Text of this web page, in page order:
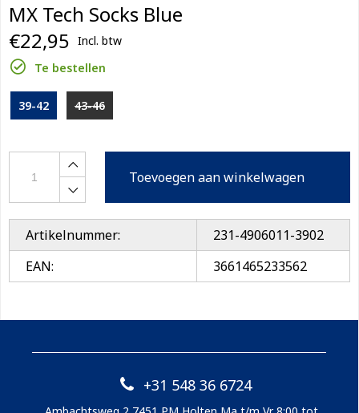
MX Tech Socks Blue
€22,95 Incl. btw
Te bestellen
39-42 43-46
Toevoegen aan winkelwagen
Artikelnummer:
231-4906011-3902
EAN:
3661465233562
+31 548 36 6724